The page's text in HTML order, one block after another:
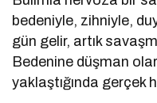
bedeniyle, zihniyle,
gün gelir, artık
Bedenine düşman
yaklaştığında gerçek